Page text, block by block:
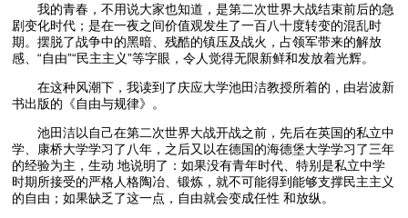
我的青春，不用说大家也知道，是第二次世界大战结束前后的急
剧变化时代；是在一夜之间价值观发生了一百八十度转变的混乱时
期。摆脱了战争中的黑暗、残酷的镇压及战火，占领军带来的解放
感、“自由”“民主主义”等字眼，令人觉得无限新鲜和发放着光辉。
在这种风潮下，我读到了庆应大学池田洁教授所着的，由岩波新
书出版的《自由与规律》。
池田洁以自己在第二次世界大战开战之前，先后在英国的私立中
学、康桥大学学习了八年，之后又以在德国的海德堡大学学习了三年
的经验为主，生动 地说明了：如果没有青年时代、特别是私立中学
时期所接受的严格人格陶冶、锻炼，就不可能得到能够支撑民主主义
的自由；如果缺乏了这一点，自由就会变成任性 和放纵。